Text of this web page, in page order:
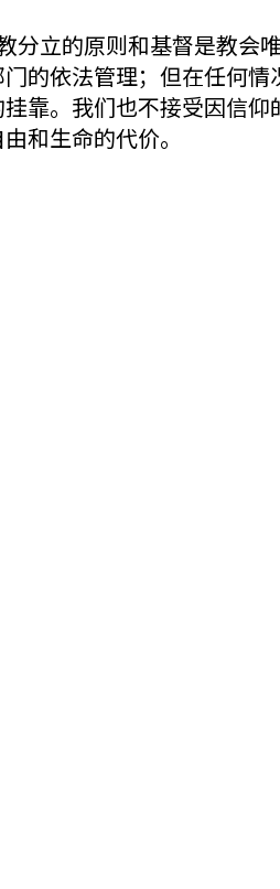
立的原则和基督是教会唯
的依法管理；但在任何情
靠。我们也不接受因信仰
和生命的代价。